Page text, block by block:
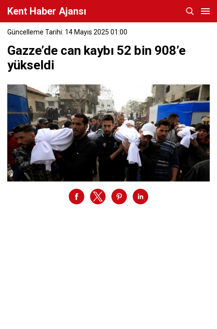
Kent Haber Ajansı
Güncelleme Tarihi: 14 Mayıs 2025 01:00
Gazze’de can kaybı 52 bin 908’e
yükseldi